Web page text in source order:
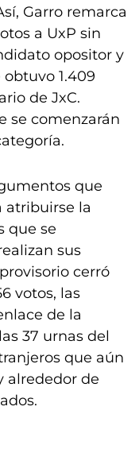
Garro remarca
a UxP sin
opositor y
1.409
de JxC.
se comenzarán
que
atribuirse la
que se
sus
cerró
votos, las
de la
37 urnas del
que aún
alrededor de